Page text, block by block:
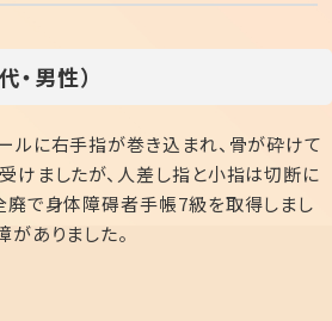
男性）
ルに右手指が巻き込まれ、骨が砕けて
けましたが、人差し指と小指は切断に
廃で身体障碍者手帳7級を取得しまし
ありました。